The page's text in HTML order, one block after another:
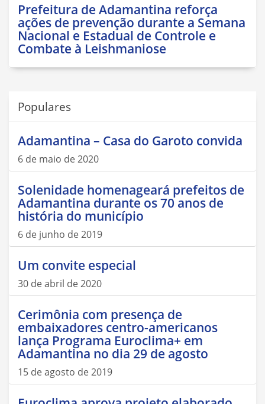
Prefeitura de Adamantina reforça
ações de prevenção durante a Semana
Nacional e Estadual de Controle e
Combate à Leishmaniose
Populares
Adamantina – Casa do Garoto convida
6 de maio de 2020
Solenidade homenageará prefeitos de
Adamantina durante os 70 anos de
história do município
6 de junho de 2019
Um convite especial
30 de abril de 2020
Cerimônia com presença de
embaixadores centro-americanos
lança Programa Euroclima+ em
Adamantina no dia 29 de agosto
15 de agosto de 2019